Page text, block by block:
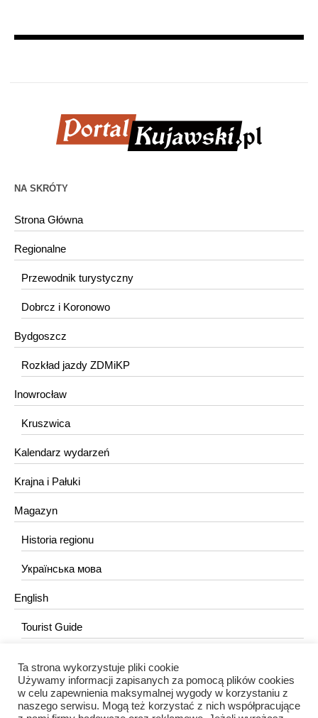
NA SKRÓTY
Strona Główna
Regionalne
Przewodnik turystyczny
Dobrcz i Koronowo
Bydgoszcz
Rozkład jazdy ZDMiKP
Inowrocław
Kruszwica
Kalendarz wydarzeń
Krajna i Pałuki
Magazyn
Historia regionu
Українська мова
English
Tourist Guide
KONTAKT
redakcja@portalkujawski.pl
Ta strona wykorzystuje pliki cookie
Używamy informacji zapisanych za pomocą plików cookies
w celu zapewnienia maksymalnej wygody w korzystaniu z
naszego serwisu. Mogą też korzystać z nich współpracujące